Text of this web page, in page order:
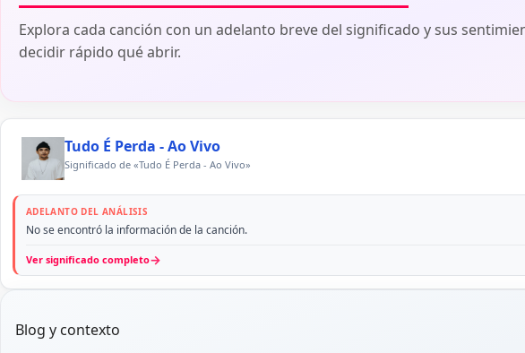
Explora cada canción con un adelanto breve del significado y sus
decidir rápido qué abrir.
Tudo É Perda - Ao Vivo
Significado de «Tudo É Perda - Ao Vivo»
ADELANTO DEL ANÁLISIS
No se encontró la información de la canción.
Ver significado completo→
Blog y contexto